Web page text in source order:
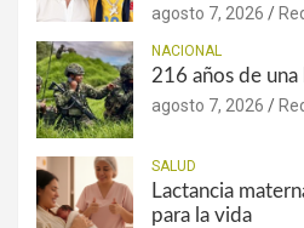
agosto 7, 2026
NACIONAL
216 años de
agosto 7, 2026
SALUD
Lactancia
para la vida